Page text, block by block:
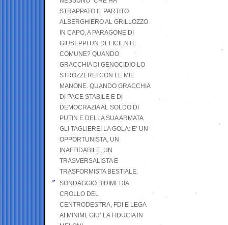
STRAPPATO IL PARTITO
ALBERGHIERO AL GRILLOZZO
IN CAPO, A PARAGONE DI
GIUSEPPI UN DEFICIENTE
COMUNE? QUANDO
GRACCHIA DI GENOCIDIO LO
STROZZEREI CON LE MIE
MANONE. QUANDO GRACCHIA
DI PACE STABILE E DI
DEMOCRAZIA AL SOLDO DI
PUTIN E DELLA SUA ARMATA
GLI TAGLIEREI LA GOLA: E’ UN
OPPORTUNISTA, UN
INAFFIDABILE, UN
TRASVERSALISTA E
TRASFORMISTA BESTIALE.
SONDAGGIO BIDIMEDIA:
CROLLO DEL
CENTRODESTRA, FDI E LEGA
AI MINIMI, GIU’ LA FIDUCIA IN